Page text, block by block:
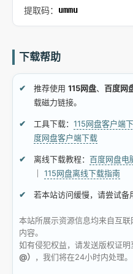
提取码： ummu
下载帮助
推荐使用 115网盘、 百度网
载磁力链接。
工具下载： 115网盘客户端
度网盘客户端下载
离线下载教程： 百度网盘电
115网盘离线下载指南
若本站访问缓慢，请尝试备
本站所展示资源信息均来自互
内容。
如有侵犯权益，请发送版权证明
@）
，我们将在24小时内处理。